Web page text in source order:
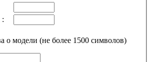
:
о модели (не более 1500 символов)